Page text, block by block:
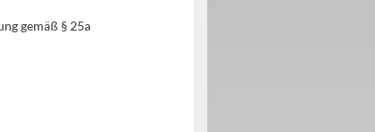
gemäß § 25a